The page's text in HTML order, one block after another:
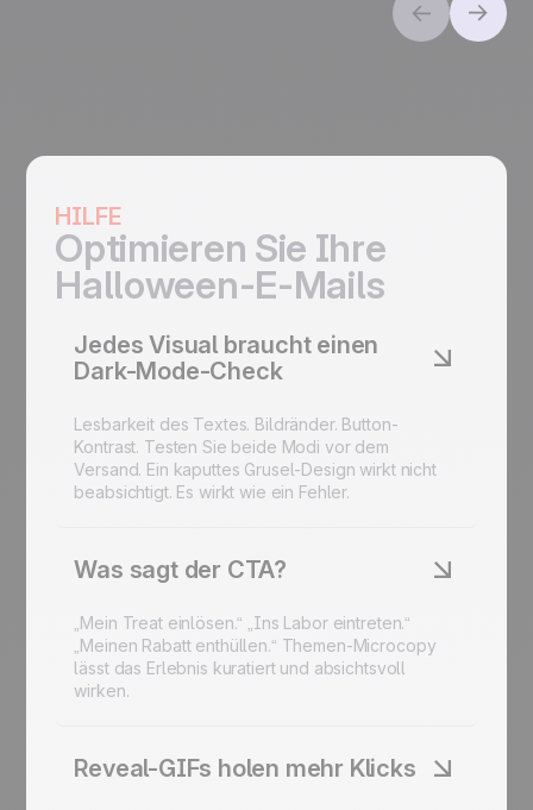
HILFE
Optimieren Sie Ihre
Halloween-E-Mails
Jedes Visual braucht einen
Dark-Mode-Check
Lesbarkeit des Textes. Bildränder. Button-
Kontrast. Testen Sie beide Modi vor dem
Versand. Ein kaputtes Grusel-Design wirkt nicht
beabsichtigt. Es wirkt wie ein Fehler.
Was sagt der CTA?
„Mein Treat einlösen.“ „Ins Labor eintreten.“
„Meinen Rabatt enthüllen.“ Themen-Microcopy
lässt das Erlebnis kuratiert und absichtsvoll
wirken.
Reveal-GIFs holen mehr Klicks